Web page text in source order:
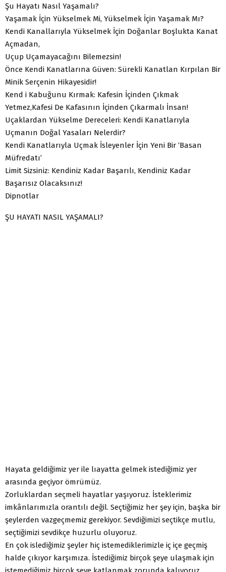
Şu Hayatı Nasıl Yaşamalı?
Yaşamak İçin Yükselmek Mi, Yükselmek İçin Yaşamak Mı?
Kendi Kanallarıyla Yükselmek İçin Doğanlar Boşlukta Kanat
Açmadan,
Uçup Uçamayacağını Bilemezsin!
Önce Kendi Kanatlarına Güven: Sürekli Kanatlan Kırpılan Bir
Minik Serçenin Hikayesidir!
Kend i Kabuğunu Kırmak: Kafesin İçinden Çıkmak
Yetmez,Kafesi De Kafasının İçinden Çıkarmalı İnsan!
Uçaklardan Yükselme Dereceleri: Kendi Kanatlarıyla
Uçmanın Doğal Yasaları Nelerdir?
Kendi Kanatlarıyla Uçmak İsleyenler İçin Yeni Bir ‘Basan
Müfredatı’
Limit Sizsiniz: Kendiniz Kadar Başarılı, Kendiniz Kadar
Başarısız Olacaksınız!
Dipnotlar
ŞU HAYATI NASIL YAŞAMALI?
Hayata geldiğimiz yer ile lıayatta gelmek istediğimiz yer
arasında geçiyor ömrümüz.
Zorluklardan seçmeli hayatlar yaşıyoruz. İsteklerimiz
imkânlarımızla orantılı değil. Seçtiğimiz her şey için, başka bir
şeylerden vazgeçmemiz gerekiyor. Sevdiğimizi seçtikçe mutlu,
seçtiğimizi sevdikçe huzurlu oluyoruz.
En çok islediğimiz şeyler hiç istemediklerimizle iç içe geçmiş
halde çıkıyor karşımıza. İstediğimiz birçok şeye ulaşmak için